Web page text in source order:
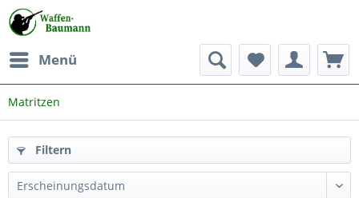
Menü
Matritzen
Filtern